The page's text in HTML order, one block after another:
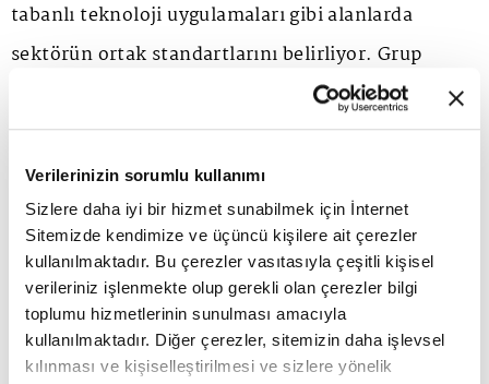
Verilerinizin sorumlu kullanımı
Sizlere daha iyi bir hizmet sunabilmek için İnternet
Sitemizde kendimize ve üçüncü kişilere ait çerezler
kullanılmaktadır. Bu çerezler vasıtasıyla çeşitli kişisel
verileriniz işlenmekte olup gerekli olan çerezler bilgi
toplumu hizmetlerinin sunulması amacıyla
kullanılmaktadır. Diğer çerezler, sitemizin daha işlevsel
kılınması ve kişiselleştirilmesi ve sizlere yönelik
tabanlı teknoloji uygulamaları gibi alanlarda
sektörün ortak standartlarını belirliyor. Grup
ayrıca siber güvenlik, kullanıcı rızası yönetimi,
kritik acil çağrı servisleri ve küresel ağ
sertifikasyon süreçlerinde de bu standardizasyon
çalışmalarını yürütüyor. Yapay zekâ odaklı otonom
ağ yönetimi, gelişmiş bulut altyapıları ve büyük
teknoloji şirketleriyle yürütülen teknoloji iş
birlikleriyle mobil ekosistemin teknolojik
dönüşümüne ve geleceğin dijital altyapı gündemine